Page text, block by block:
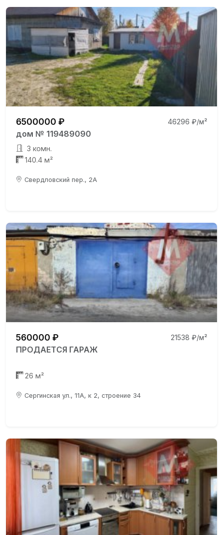
6500000 ₽ 46296 ₽/м²
дом № 119489090
3 комн.
140.4 м²
Свердловский пер., 2А
560000 ₽ 21538 ₽/м²
ПРОДАЕТСЯ ГАРАЖ
26 м²
Сергинская ул., 11А, к 2, строение 34